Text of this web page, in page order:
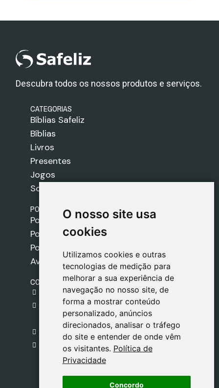
O nosso site usa
cookies
Utilizamos cookies e outras
tecnologias de medição para
melhorar a sua experiência de
navegação no nosso site, de
forma a mostrar conteúdo
personalizado, anúncios
direcionados, analisar o tráfego
do site e entender de onde vêm
os visitantes. Política de
Privacidade
Concordo
O nosso site usa
cookies
Utilizamos cookies e outras
tecnologias de medição para
melhorar a sua experiência de
navegação no nosso site, de
forma a mostrar conteúdo
personalizado, anúncios
direcionados, analisar o tráfego
do site e entender de onde vêm
os visitantes. Política de
Privacidade
Concordo
Descubra todos os nossos produtos e serviços.
CATEGORIAS
Bíblias Safeliz
Bíblias
Livros
Presentes
Jogos
Sobre nós
POLÍTICAS
Política de Envios
Política de Cookies
Política de Privacidade
Aviso Legal
CONTACTO
gestion@safeliz.com
C. del Pradillo, 6, 28770 Colmenar Viejo,
Madrid
+34 918 459 877
Segunda a Sexta
09:00 - 13:00